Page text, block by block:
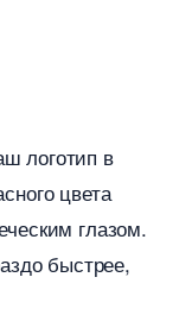
логотип
цвета
глазом.
быстрее,